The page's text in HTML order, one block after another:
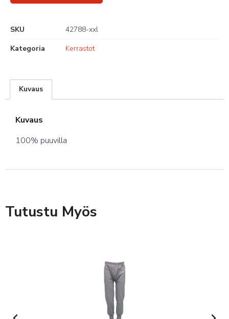
SKU
42788-xxl
Kategoria
Kerrastot
Kuvaus
Kuvaus
100% puuvilla
Tutustu Myös